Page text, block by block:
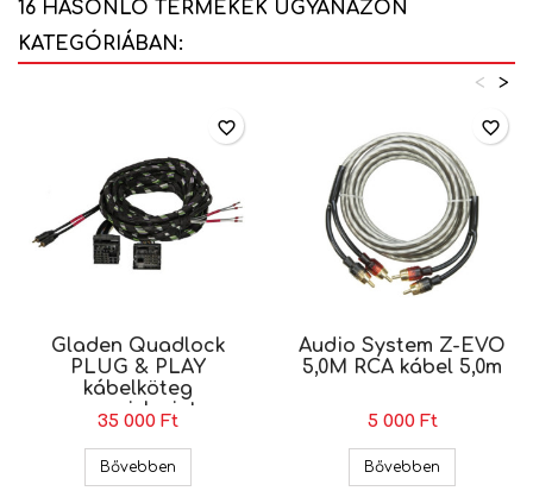
16 HASONLÓ TERMÉKEK UGYANAZON
KATEGÓRIÁBAN:
>
<
Gladen Quadlock
PLUG & PLAY
kábelköteg
nagyjelszint
bemenetű
erősítőkhöz 2
csatornás 5 méter Z-
35 000 Ft
Bővebben Gladen Quadlock PLUG & PLAY kábelköteg
favorite_border
Audio System Z-EVO
5,0M RCA kábel 5,0m
5 000 Ft
Bővebben
favorite_border